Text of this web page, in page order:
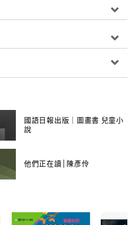
國語日報出版｜圖畫書 兒童小
說
他們正在讀│陳彥伶